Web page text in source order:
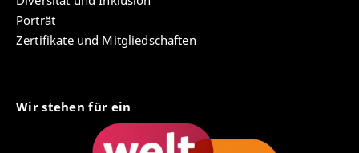
Porträt
Zertifikate und Mitgliedschaften
Wir stehen für ein